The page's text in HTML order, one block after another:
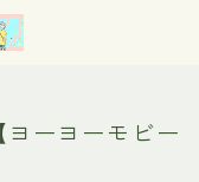
ヨーヨーモビー